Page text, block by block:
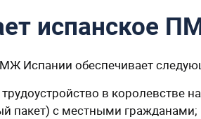
испанское
Испании обеспечивает
в королевстве
пакет) с местными гражданами;